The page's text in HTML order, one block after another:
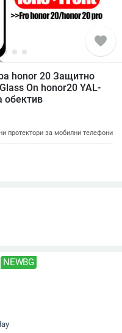
favorite
honor 20 Защитно
On honor20 YAL-
обектив
протектори за мобилни телефони
NEWBG